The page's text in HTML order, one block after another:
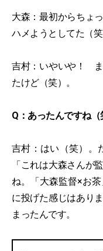
大森：最初からちょ
ハメようとしてた（笑
吉村：いやいや！ ま
たけど（笑）。
Q：あったんですね（
吉村：はい（笑）。
「これは大森さんが
ね。「大森監督×お
に投げた感じはあり
まったんです。